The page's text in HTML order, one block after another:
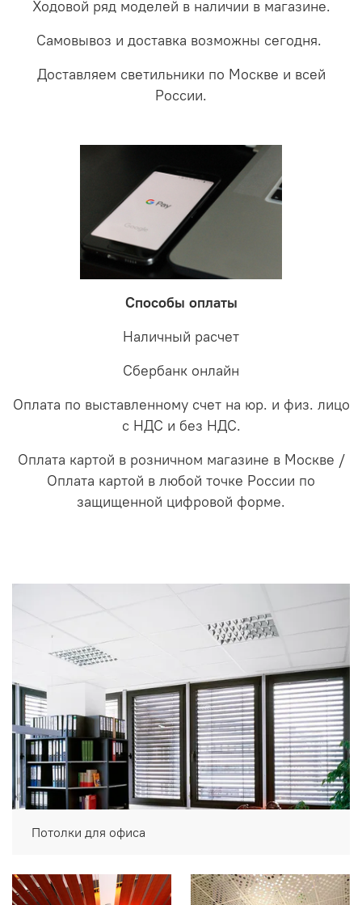
Ходовой ряд моделей в наличии в магазине.
Самовывоз и доставка возможны сегодня.
Доставляем светильники по Москве и всей
России.
Способы оплаты
Наличный расчет
Сбербанк онлайн
Оплата по выставленному счет на юр. и физ. лицо
с НДС и без НДС.
Оплата картой в розничном магазине в Москве /
Оплата картой в любой точке России по
защищенной цифровой форме.
Потолки для офиса